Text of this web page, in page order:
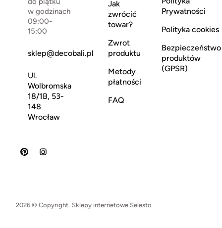
w godzinach
09:00-
15:00
sklep@decobali.pl
Ul.
Wolbromska
18/1B, 53-
148
Wrocław
Jak
zwrócić
towar?
Zwrot
produktu
Metody
płatności
FAQ
Prywatności
Polityka cookies
Bezpieczeństwo
produktów
(GPSR)
2026 © Copyright. Sklepy internetowe Selesto